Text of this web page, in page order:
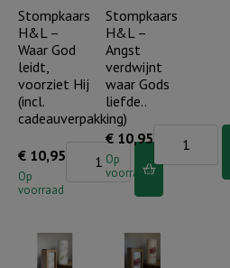
je
bloem)
incl.
Stompkaars
H&L –
Waar God
leidt,
voorziet Hij
(incl.
cadeauverpakking)
€ 10,95
Op
voorraad
Stompkaars
God
Stompkaars
H&L –
Angst
verdwijnt
waar Gods
liefde..
€ 10,95
Op
voorraad
Stompkaars
H&L
verdwijnt
waar